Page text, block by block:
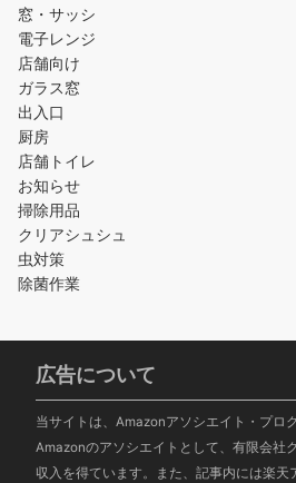
窓・サッシ
電子レンジ
店舗向け
ガラス窓
出入口
厨房
店舗トイレ
お知らせ
掃除用品
クリアシュシュ
虫対策
除菌作業
広告について
当サイトは、Amazonアソシエイト・プロ
Amazonのアソシエイトとして、有限会社
収入を得ています。また、記事内には楽天